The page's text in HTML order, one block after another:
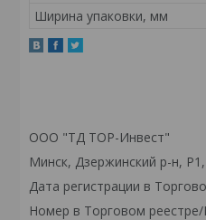
Ширина упаковки, мм
ООО "ТД ТОР-Инвест"
Минск, Дзержинский р-н,
Дата регистрации в
Номер в Торговом реестре/